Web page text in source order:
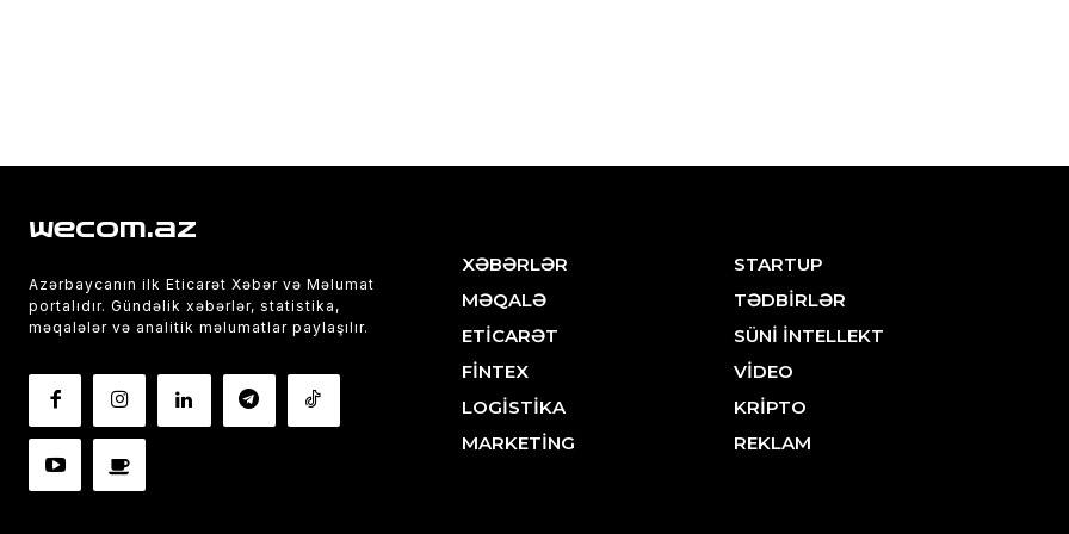
wecom.az
Azərbaycanın ilk Eticarət Xəbər və Məlumat
portalıdır. Gündəlik xəbərlər, statistika,
məqalələr və analitik məlumatlar paylaşılır.
XƏBƏRLƏR
MƏQALƏ
ETİCARƏT
FİNTEX
LOGİSTİKA
MARKETİNG
STARTUP
TƏDBİRLƏR
SÜNİ İNTELLEKT
VİDEO
KRİPTO
REKLAM